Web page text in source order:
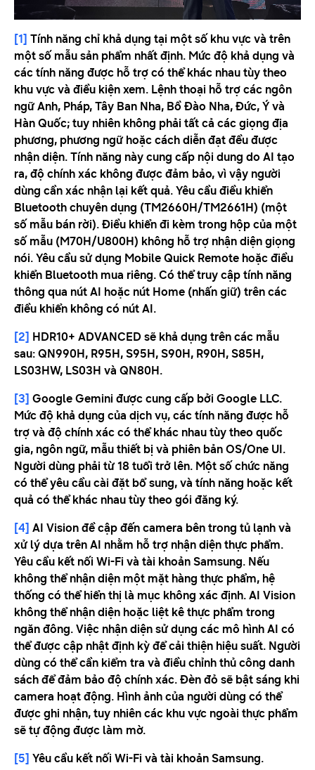
[1] Tính năng chỉ khả dụng tại một số khu vực và trên
một số mẫu sản phẩm nhất định. Mức độ khả dụng và
các tính năng được hỗ trợ có thể khác nhau tùy theo
khu vực và điều kiện xem. Lệnh thoại hỗ trợ các ngôn
ngữ Anh, Pháp, Tây Ban Nha, Bồ Đào Nha, Đức, Ý và
Hàn Quốc; tuy nhiên không phải tất cả các giọng địa
phương, phương ngữ hoặc cách diễn đạt đều được
nhận diện. Tính năng này cung cấp nội dung do AI tạo
ra, độ chính xác không được đảm bảo, vì vậy người
dùng cần xác nhận lại kết quả. Yêu cầu điều khiển
Bluetooth chuyên dụng (TM2660H/TM2661H) (một
số mẫu bán rời). Điều khiển đi kèm trong hộp của một
số mẫu (M70H/U800H) không hỗ trợ nhận diện giọng
nói. Yêu cầu sử dụng Mobile Quick Remote hoặc điều
khiển Bluetooth mua riêng. Có thể truy cập tính năng
thông qua nút AI hoặc nút Home (nhấn giữ) trên các
điều khiển không có nút AI.
[2] HDR10+ ADVANCED sẽ khả dụng trên các mẫu
sau: QN990H, R95H, S95H, S90H, R90H, S85H,
LS03HW, LS03H và QN80H.
[3] Google Gemini được cung cấp bởi Google LLC.
Mức độ khả dụng của dịch vụ, các tính năng được hỗ
trợ và độ chính xác có thể khác nhau tùy theo quốc
gia, ngôn ngữ, mẫu thiết bị và phiên bản OS/One UI.
Người dùng phải từ 18 tuổi trở lên. Một số chức năng
có thể yêu cầu cài đặt bổ sung, và tính năng hoặc kết
quả có thể khác nhau tùy theo gói đăng ký.
[4] AI Vision đề cập đến camera bên trong tủ lạnh và
xử lý dựa trên AI nhằm hỗ trợ nhận diện thực phẩm.
Yêu cầu kết nối Wi-Fi và tài khoản Samsung. Nếu
không thể nhận diện một mặt hàng thực phẩm, hệ
thống có thể hiển thị là mục không xác định. AI Vision
không thể nhận diện hoặc liệt kê thực phẩm trong
ngăn đông. Việc nhận diện sử dụng các mô hình AI có
thể được cập nhật định kỳ để cải thiện hiệu suất. Người
dùng có thể cần kiểm tra và điều chỉnh thủ công danh
sách để đảm bảo độ chính xác. Đèn đỏ sẽ bật sáng khi
camera hoạt động. Hình ảnh của người dùng có thể
được ghi nhận, tuy nhiên các khu vực ngoài thực phẩm
sẽ tự động được làm mờ.
[5] Yêu cầu kết nối Wi-Fi và tài khoản Samsung.